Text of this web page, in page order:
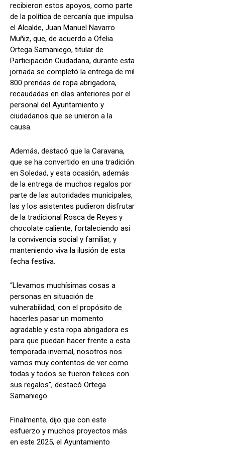
recibieron estos apoyos, como parte
de la política de cercanía que impulsa
el Alcalde, Juan Manuel Navarro
Muñiz, que, de acuerdo a Ofelia
Ortega Samaniego, titular de
Participación Ciudadana, durante esta
jornada se completó la entrega de mil
800 prendas de ropa abrigadora,
recaudadas en días anteriores por el
personal del Ayuntamiento y
ciudadanos que se unieron a la
causa.
Además, destacó que la Caravana,
que se ha convertido en una tradición
en Soledad, y esta ocasión, además
de la entrega de muchos regalos por
parte de las autoridades municipales,
las y los asistentes pudieron disfrutar
de la tradicional Rosca de Reyes y
chocolate caliente, fortaleciendo así
la convivencia social y familiar, y
manteniendo viva la ilusión de esta
fecha festiva.
“Llevamos muchísimas cosas a
personas en situación de
vulnerabilidad, con el propósito de
hacerles pasar un momento
agradable y esta ropa abrigadora es
para que puedan hacer frente a esta
temporada invernal, nosotros nos
vamos muy contentos de ver como
todas y todos se fueron felices con
sus regalos”, destacó Ortega
Samaniego.
Finalmente, dijo que con este
esfuerzo y muchos proyectos más
en este 2025, el Ayuntamiento